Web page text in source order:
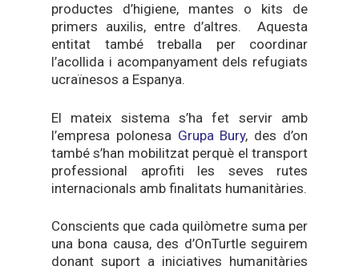
productes d’higiene, mantes o kits de
primers auxilis, entre d’altres. Aquesta
entitat també treballa per coordinar
l’acollida i acompanyament dels refugiats
ucraïnesos a Espanya.
El mateix sistema s’ha fet servir amb
l’empresa polonesa Grupa Bury, des d’on
també s’han mobilitzat perquè el transport
professional aprofiti les seves rutes
internacionals amb finalitats humanitàries.
Conscients que cada quilòmetre suma per
una bona causa, des d’OnTurtle seguirem
donant suport a iniciatives humanitàries